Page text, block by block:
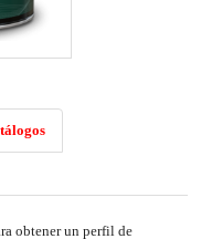
obtener un perfil de